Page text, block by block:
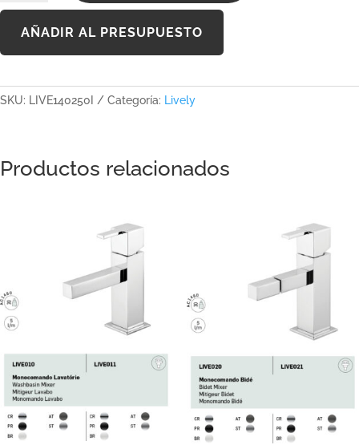
AÑADIR AL PRESUPUESTO
SKU: LIVE140250I Categoría: Lively
Productos relacionados